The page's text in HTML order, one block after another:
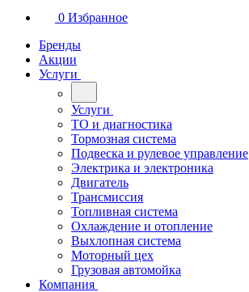
0 Избранное
Бренды
Акции
Услуги
Услуги
ТО и диагностика
Тормозная система
Подвеска и рулевое управление
Электрика и электроника
Двигатель
Трансмиссия
Топливная система
Охлаждение и отопление
Выхлопная система
Моторный цех
Грузовая автомойка
Компания